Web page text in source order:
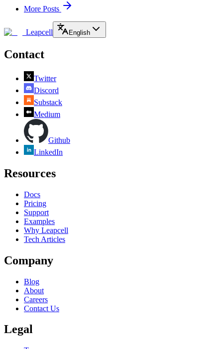
More Posts
Leapcell English
Contact
Twitter
Discord
Substack
Medium
Github
LinkedIn
Resources
Docs
Pricing
Support
Examples
Why Leapcell
Tech Articles
Company
Blog
About
Careers
Contact Us
Legal